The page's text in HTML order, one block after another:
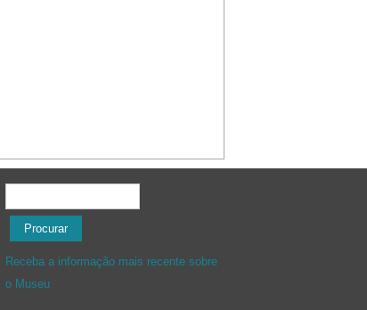
Receba a informação mais recente sobre
o Museu